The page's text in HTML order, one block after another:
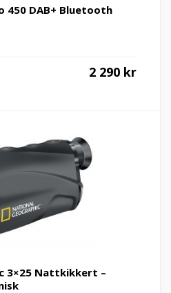
450 DAB+ Bluetooth
2 290 kr
3×25 Nattkikkert –